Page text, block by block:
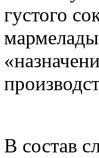
густого
В состав